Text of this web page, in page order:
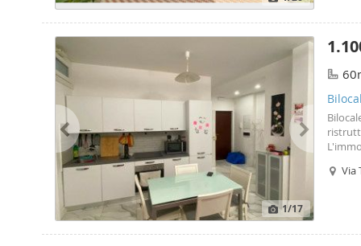
1/17
ideale
Via